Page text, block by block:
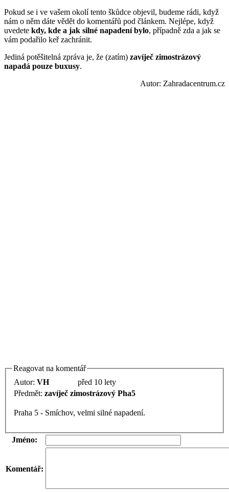
Pokud se i ve vašem okolí tento škůdce objevil, budeme rádi, když
nám o něm dáte vědět do komentářů pod článkem. Nejlépe, když
uvedete kdy, kde a jak silné napadení bylo, případně zda a jak se
vám podařilo keř zachránit.
Jediná potěšitelná zpráva je, že (zatím) zavíječ zimostrázový
napadá pouze buxusy.
Autor: Zahradacentrum.cz
Reagovat na komentář
Autor: VH
před 10 lety
Předmět: zavíječ zimostrázový Pha5
Praha 5 - Smíchov, velmi silné napadení.
Jméno:
Komentář: